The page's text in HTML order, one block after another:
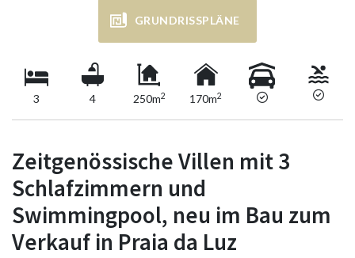
GRUNDRISSPLÄNE
3 4 250m2 170m2
Zeitgenössische Villen mit 3
Schlafzimmern und
Swimmingpool, neu im Bau zum
Verkauf in Praia da Luz